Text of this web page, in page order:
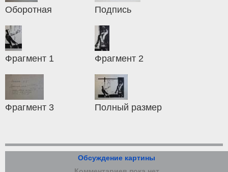
Оборотная Подпись
Фрагмент 1 Фрагмент 2
Фрагмент 3 Полный размер
Обсуждение картины